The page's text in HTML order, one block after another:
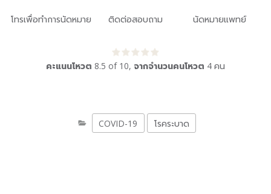
โทรเพื่อทำการนัดหมาย ติดต่อสอบถาม นัดหมายแพทย์
คะแนนโหวต 8.5 of 10, จากจำนวนคนโหวต 4 คน
COVID-19 โรคระบาด